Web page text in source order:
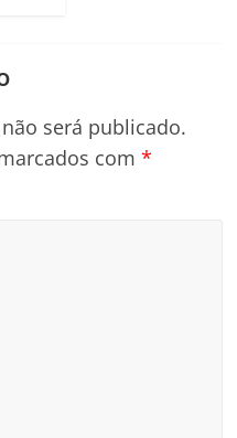
será publicado.
com*